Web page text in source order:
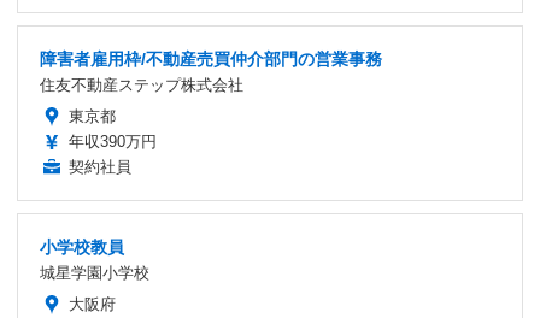
障害者雇用枠/不動産売買仲介部門の営業事務
住友不動産ステップ株式会社
東京都
年収390万円
契約社員
小学校教員
城星学園小学校
大阪府